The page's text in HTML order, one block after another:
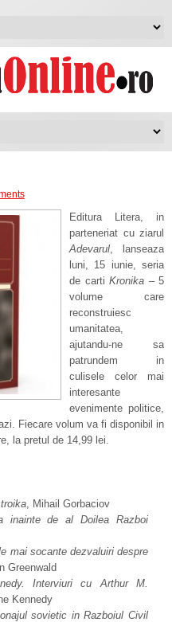
Editura Litera, in
parteneriat cu ziarul
Adevarul, lanseaza
luni, 15 iunie, seria
de carti Kronika – 5
volume care
reconstruiesc
umanitatea,
ajutandu-ne sa
patrundem in
culisele celor mai
interesante
evenimente politice,
Fiecare volum va fi disponibil in
la pretul de 14,99 lei.
, Mihail Gorbaciov
inainte de al Doilea Razboi
mai socante dezvaluiri despre
Greenwald
Interviuri cu Arthur M.
Kennedy
sovietic in Razboiul Civil